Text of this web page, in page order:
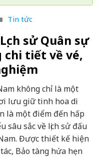
Tin tức
sử Quân sự
chi tiết về vé,
không chỉ là một
lưu giữ tinh hoa di
là một điểm đến hấp
sâu sắc về lịch sử đấu
Được thiết kế hiện
Bảo tàng hứa hẹn